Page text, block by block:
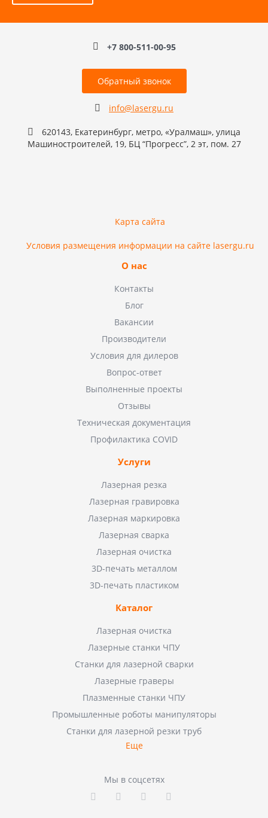
+7 800-511-00-95
Обратный звонок
info@lasergu.ru
620143, Екатеринбург, метро, «Уралмаш», улица
Машиностроителей, 19, БЦ “Прогресс”, 2 эт, пом. 27
Карта сайта
Условия размещения информации на сайте lasergu.ru
О нас
Контакты
Блог
Вакансии
Производители
Условия для дилеров
Вопрос-ответ
Выполненные проекты
Отзывы
Техническая документация
Профилактика COVID
Услуги
Лазерная резка
Лазерная гравировка
Лазерная маркировка
Лазерная сварка
Лазерная очистка
3D-печать металлом
3D-печать пластиком
Каталог
Лазерная очистка
Лазерные станки ЧПУ
Станки для лазерной сварки
Лазерные граверы
Плазменные станки ЧПУ
Промышленные роботы манипуляторы
Станки для лазерной резки труб
Еще
Мы в соцсетях